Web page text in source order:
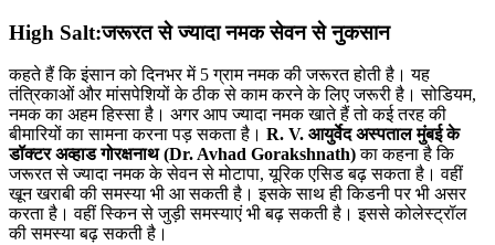
High Salt:जरूरत से ज्यादा नमक सेवन से नुकसान
कहते हैं कि इंसान को दिनभर में 5 ग्राम नमक की जरूरत होती है। यह
तंत्रिकाओं और मांसपेशियों के ठीक से काम करने के लिए जरूरी है। सोडियम,
नमक का अहम हिस्सा है। अगर आप ज्यादा नमक खाते हैं तो कई तरह की
बीमारियों का सामना करना पड़ सकता है। R. V. आयुर्वेद अस्पताल मुंबई के
डॉक्टर अव्हाड गोरक्षनाथ (Dr. Avhad Gorakshnath)का कहना है कि
जरूरत से ज्यादा नमक के सेवन से मोटापा, यूरिक एसिड बढ़ सकता है। वहीं
खून खराबी की समस्या भी आ सकती है। इसके साथ ही किडनी पर भी असर
करता है। वहीं स्किन से जुड़ी समस्याएं भी बढ़ सकती है। इससे कोलेस्ट्रॉल
की समस्या बढ़ सकती है।